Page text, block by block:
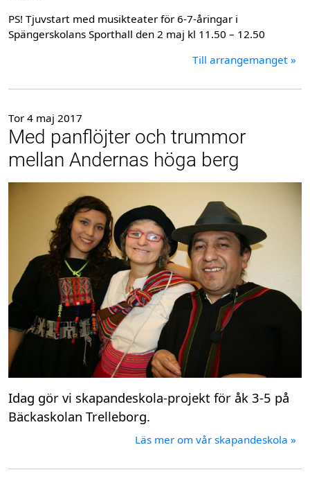
PS! Tjuvstart med musikteater för 6-7-åringar i
Spängerskolans Sporthall den 2 maj kl 11.50 – 12.50
Till arrangemanget »
Tor 4 maj 2017
Med panflöjter och trummor
mellan Andernas höga berg
Idag gör vi skapandeskola-projekt för åk 3-5 på
Bäckaskolan Trelleborg.
Läs mer om vår skapandeskola »